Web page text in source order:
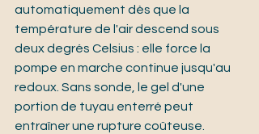
automatiquement dès que la
température de l'air descend sous
deux degrés Celsius : elle force la
pompe en marche continue jusqu'au
redoux. Sans sonde, le gel d'une
portion de tuyau enterré peut
entraîner une rupture coûteuse.